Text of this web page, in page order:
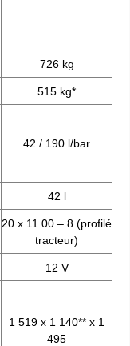
726 kg
515 kg*
42 / 190 l/bar
42 l
20 x 11.00 – 8 (profilé
tracteur)
12 V
1 519 x 1 140** x 1
495